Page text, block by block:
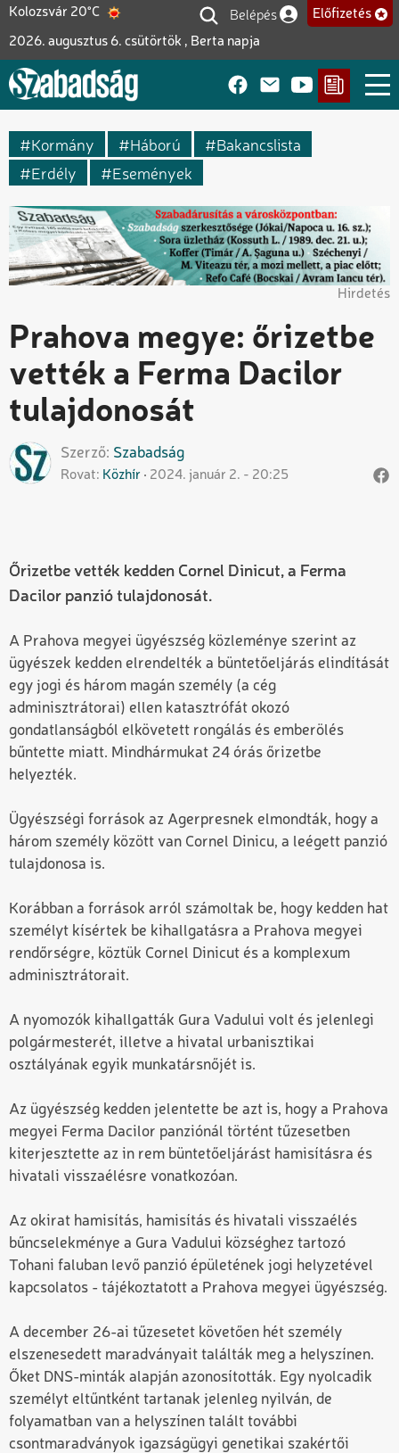
Ugrás
tartalomra
Kolozsvár 20°C
2026. augusztus 6. csütörtök , Berta napja
Felhasználói fiók
Belépés Előfizetés
Kormány Háború
Bakancslista
Erdély
Események
Hirdetés
Prahova megye: őrizetbe
vették a Ferma Dacilor
tulajdonosát
Szerző Szabadság
Rovat Közhír 2024. január 2. - 20:25
Őrizetbe vették kedden Cornel Dinicut, a Ferma
Dacilor panzió tulajdonosát.
A Prahova megyei ügyészség közleménye szerint az
ügyészek kedden elrendelték a büntetőeljárás elindítását
egy jogi és három magán személy (a cég
adminisztrátorai) ellen katasztrófát okozó
gondatlanságból elkövetett rongálás és emberölés
bűntette miatt. Mindhármukat 24 órás őrizetbe
helyezték.
Ügyészségi források az Agerpresnek elmondták, hogy a
három személy között van Cornel Dinicu, a leégett panzió
tulajdonosa is.
Korábban a források arról számoltak be, hogy kedden hat
személyt kísértek be kihallgatásra a Prahova megyei
rendőrségre, köztük Cornel Dinicut és a komplexum
adminisztrátorait.
A nyomozók kihallgatták Gura Vadului volt és jelenlegi
polgármesterét, illetve a hivatal urbanisztikai
osztályának egyik munkatársnőjét is.
Az ügyészség kedden jelentette be azt is, hogy a Prahova
megyei Ferma Dacilor panziónál történt tűzesetben
kiterjesztette az in rem büntetőeljárást hamisításra és
hivatali visszaélésre vonatkozóan.
Az okirat hamisítás, hamisítás és hivatali visszaélés
bűncselekménye a Gura Vadului községhez tartozó
Tohani faluban levő panzió épületének jogi helyzetével
kapcsolatos - tájékoztatott a Prahova megyei ügyészség.
A december 26-ai tűzesetet követően hét személy
elszenesedett maradványait találták meg a helyszínen.
Őket DNS-minták alapján azonosították. Egy nyolcadik
személyt eltűntként tartanak jelenleg nyilván, de
folyamatban van a helyszínen talált további
csontmaradványok igazságügyi genetikai szakértői